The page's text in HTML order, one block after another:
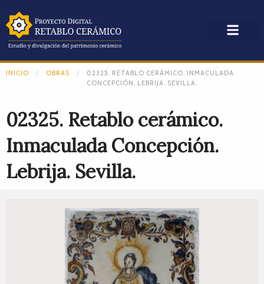
INICIO OBRAS
02325. RETABLO CERÁMICO. INMACULADA
CONCEPCIÓN. LEBRIJA. SEVILLA.
02325. Retablo cerámico.
Inmaculada Concepción.
Lebrija. Sevilla.